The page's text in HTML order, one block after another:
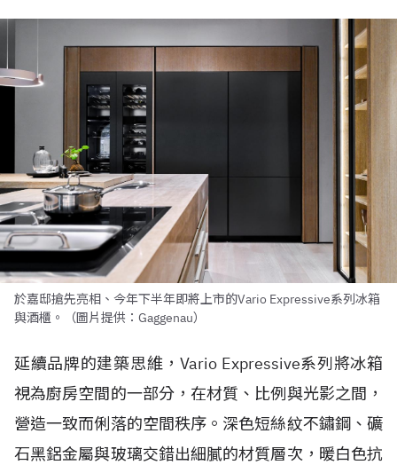
於嘉邸搶先亮相、今年下半年即將上市的Vario Expressive系列冰箱
與酒櫃。（圖片提供：Gaggenau）
延續品牌的建築思維，Vario Expressive系列將冰箱
視為廚房空間的一部分，在材質、比例與光影之間，
營造一致而俐落的空間秩序。深色短絲紋不鏽鋼、礦
石黑鋁金屬與玻璃交錯出細膩的材質層次，暖白色抗